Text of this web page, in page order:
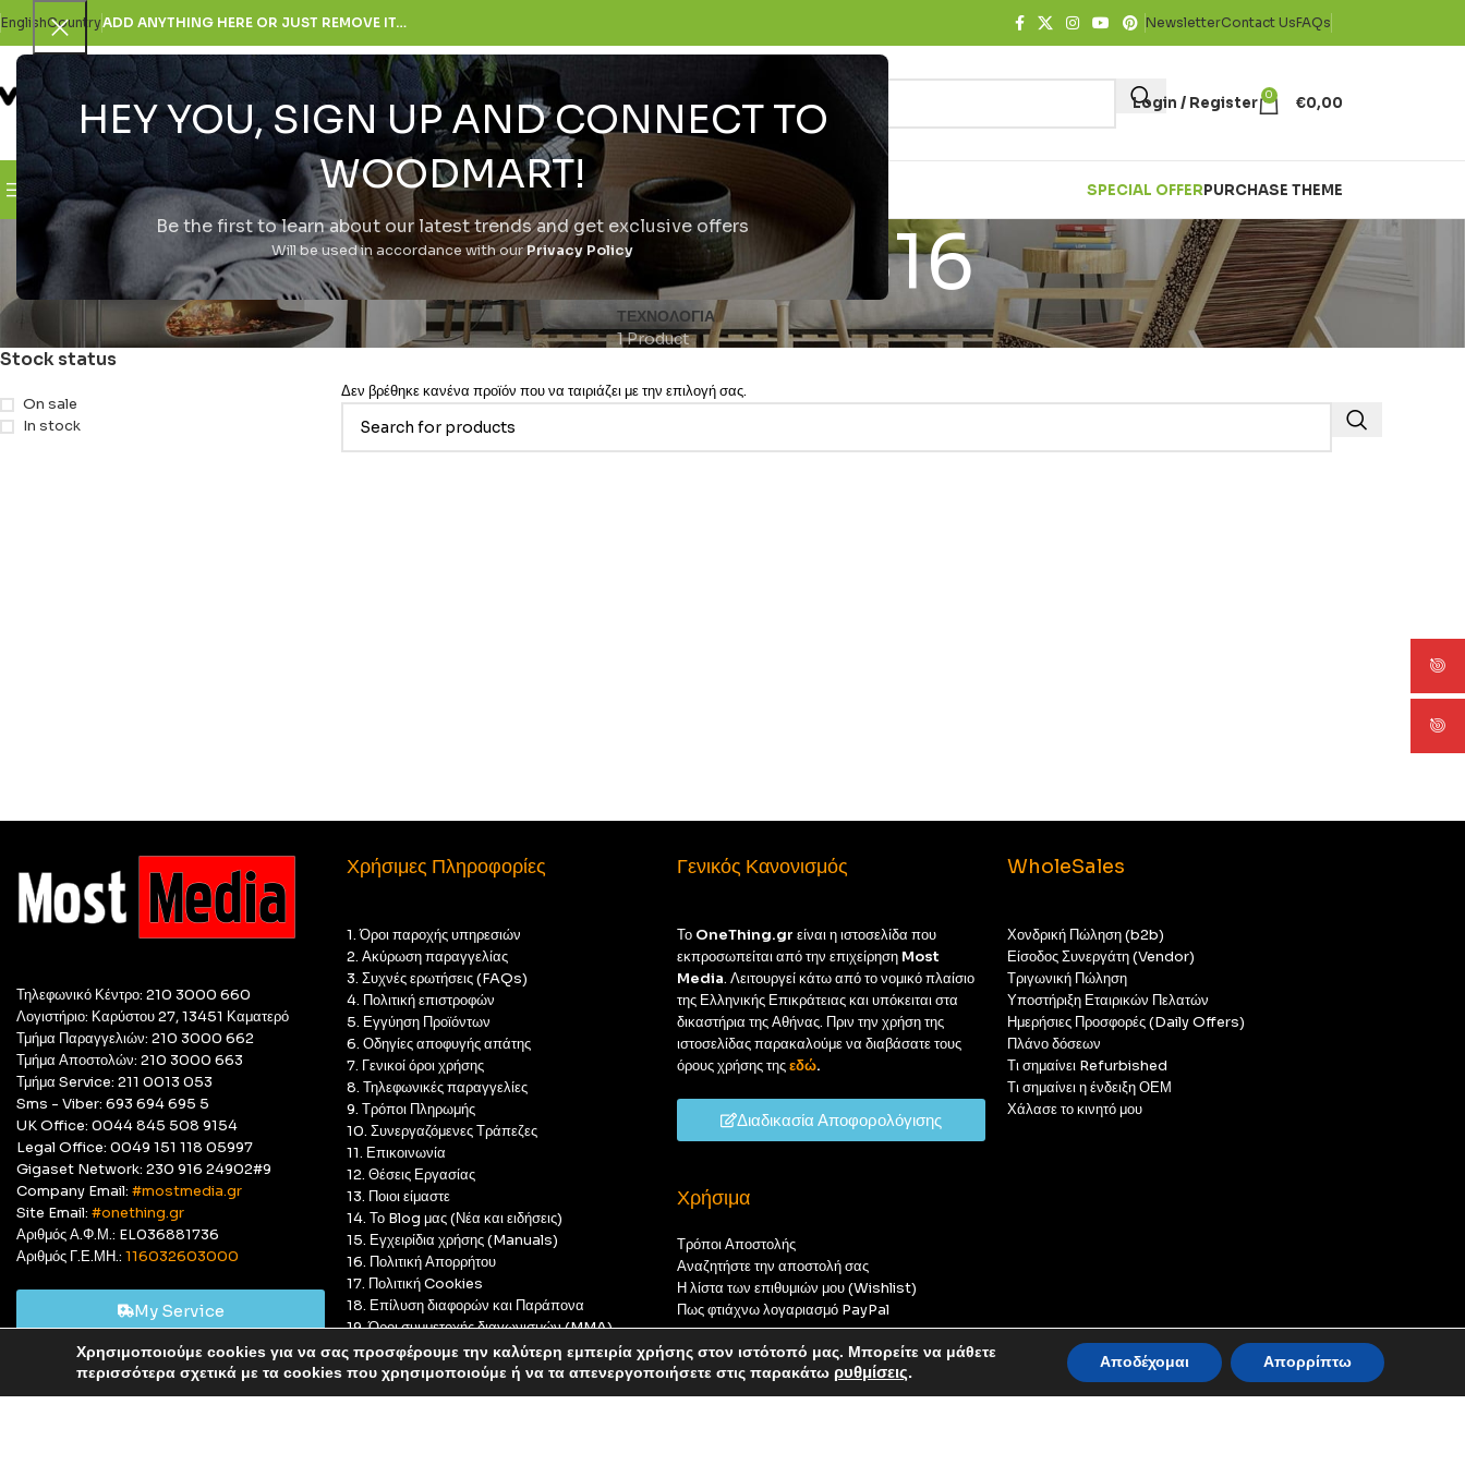
HEY YOU, SIGN UP AND CONNECT TO
WOODMART!
Be the first to learn about our latest trends and get exclusive offers
Will be used in accordance with ourPrivacy Policy
Αυτό είναι ένα δοκιμαστικό κατάστημα για δοκιμαστικούς σκοπούς — καμία παραγγελία δεν θα ολοκληρωθεί.
EnglishCountryADD ANYTHING HERE OR JUST REMOVE IT… NewsletterContact UsFAQs
SELECT CATEGORY
Login / Register 0 €0,00
Browse Categories H Εταιρεία SPECIAL OFFERPURCHASE THEME
840023292316
ΤΕΧΝΟΛΟΓΊΑ
1 Product
Stock status
On sale
In stock
Δεν βρέθηκε κανένα προϊόν που να ταιριάζει με την επιλογή σας.
Τηλεφωνικό Κέντρο: 210 3000 660
Λογιστήριο: Καρύστου 27, 13451 Καματερό
Τμήμα Παραγγελιών: 210 3000 662
Τμήμα Αποστολών: 210 3000 663
Τμήμα Service: 211 0013 053
Sms - Viber: 693 694 695 5
UK Office: 0044 845 508 9154
Legal Office: 0049 151 118 05997
Gigaset Network: 230 916 24902#9
Company Email: #mostmedia.gr
Site Email: #onething.gr
Αριθμός Α.Φ.Μ.: EL036881736
Αριθμός Γ.Ε.ΜΗ.: 116032603000
My Service
Χρήσιμες Πληροφορίες
1. Όροι παροχής υπηρεσιών
2. Ακύρωση παραγγελίας
3. Συχνές ερωτήσεις (FAQs)
4. Πολιτική επιστροφών
5. Εγγύηση Προϊόντων
6. Οδηγίες αποφυγής απάτης
7. Γενικοί όροι χρήσης
8. Τηλεφωνικές παραγγελίες
9. Τρόποι Πληρωμής
10. Συνεργαζόμενες Τράπεζες
11. Επικοινωνία
12. Θέσεις Εργασίας
13. Ποιοι είμαστε
14. Το Blog μας (Νέα και ειδήσεις)
15. Εγχειρίδια χρήσης (Manuals)
16. Πολιτική Απορρήτου
17. Πολιτική Cookies
18. Επίλυση διαφορών και Παράπονα
19. Όροι συμμετοχής διαγωνισμών (MMA)
20. GDPR Compliant
Γενικός Κανονισμός
Το OneThing.gr είναι η ιστοσελίδα που
εκπροσωπείται από την επιχείρηση Most
Media. Λειτουργεί κάτω από το νομικό πλαίσιο
της Ελληνικής Επικράτειας και υπόκειται στα
δικαστήρια της Αθήνας. Πριν την χρήση της
ιστοσελίδας παρακαλούμε να διαβάσατε τους
όρους χρήσης τηςεδώ.
Διαδικασία Αποφορολόγισης
Χρήσιμα
Τρόποι Αποστολής
Αναζητήστε την αποστολή σας
Η λίστα των επιθυμιών μου (Wishlist)
Πως φτιάχνω λογαριασμό PayPal
WholeSales
Χονδρική Πώληση (b2b)
Είσοδος Συνεργάτη (Vendor)
Τριγωνική Πώληση
Υποστήριξη Εταιρικών Πελατών
Ημερήσιες Προσφορές (Daily Offers)
Πλάνο δόσεων
Τι σημαίνει Refurbished
Τι σημαίνει η ένδειξη ΟΕΜ
Χάλασε το κινητό μου
© Most Media 2011 - 2025, All rights reserved
Χρησιμοποιούμε cookies για να σας προσφέρουμε την καλύτερη εμπειρία χρήσης στον ιστότοπό μας. Μπορείτε να μάθετε
περισσότερα σχετικά με τα cookies που χρησιμοποιούμε ή να τα απενεργοποιήσετε στις παρακάτω ρυθμίσεις. Αποδέχομαι Απορρίπτω